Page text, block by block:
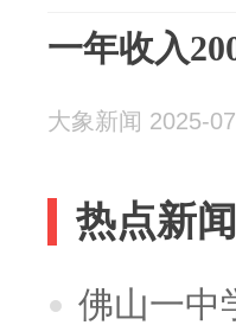
一年收入
大象新闻 2025-
热点新闻
佛山一中